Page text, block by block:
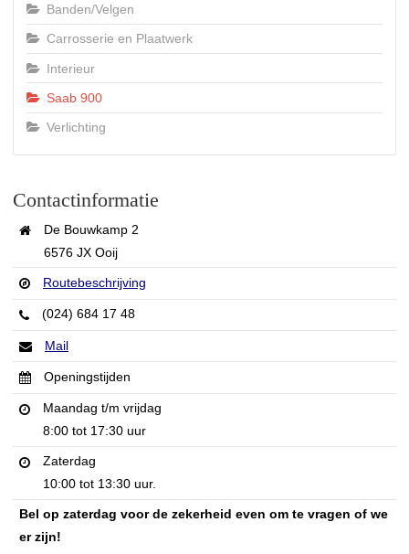
Banden/Velgen
Carrosserie en Plaatwerk
Interieur
Saab 900
Verlichting
Contactinformatie
De Bouwkamp 2
6576 JX Ooij
Routebeschrijving
(024) 684 17 48
Mail
Openingstijden
Maandag t/m vrijdag
8:00 tot 17:30 uur
Zaterdag
10:00 tot 13:30 uur.
Bel op zaterdag voor de zekerheid even om te vragen of we
er zijn!